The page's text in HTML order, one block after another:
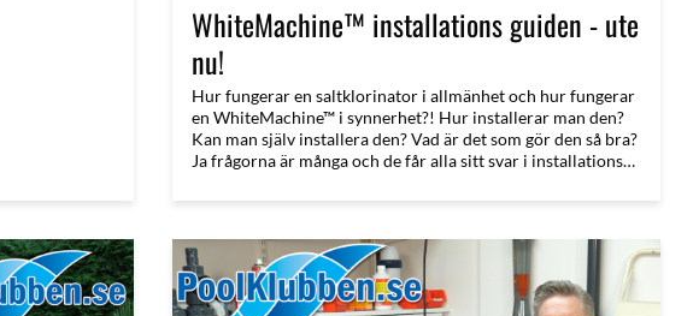
WhiteMachine™ installations guiden - ute
nu!
Hur fungerar en saltklorinator i allmänhet och hur fungerar
en WhiteMachine™ i synnerhet?! Hur installerar man den?
Kan man själv installera den? Vad är det som gör den så bra?
Ja frågorna är många och de får alla sitt svar i installations